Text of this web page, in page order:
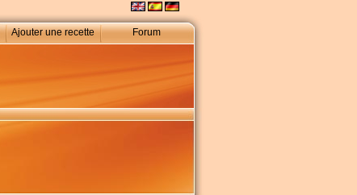
Ajouter une recette Forum